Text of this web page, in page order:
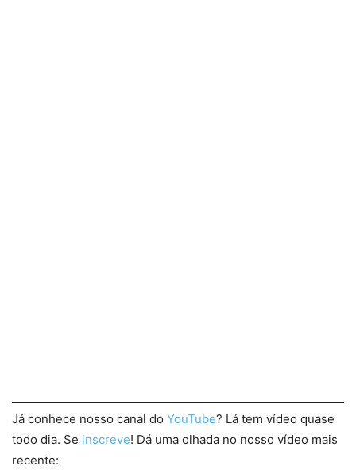
Já conhece nosso canal do YouTube? Lá tem vídeo quase
todo dia. Se inscreve! Dá uma olhada no nosso vídeo mais
recente: